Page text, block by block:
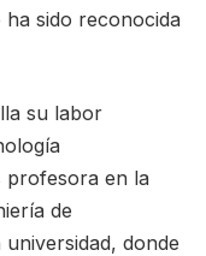
sido reconocida
su labor
profesora en la
de
donde